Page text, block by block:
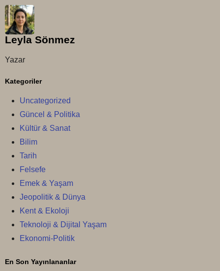
Leyla Sönmez
Yazar
Kategoriler
Uncategorized
Güncel & Politika
Kültür & Sanat
Bilim
Tarih
Felsefe
Emek & Yaşam
Jeopolitik & Dünya
Kent & Ekoloji
Teknoloji & Dijital Yaşam
Ekonomi-Politik
En Son Yayınlananlar